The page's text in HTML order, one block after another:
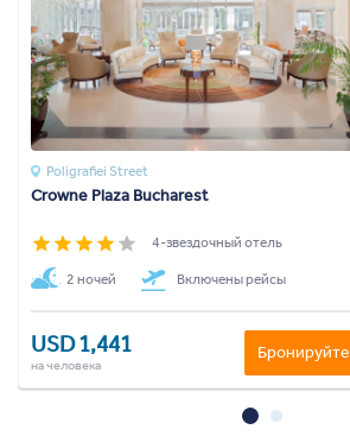
Poligrafiei Street
Crowne Plaza Bucharest
4-звездочный отель
2 ночей Включены рейсы
USD 1,441
на человека
Бронируйте